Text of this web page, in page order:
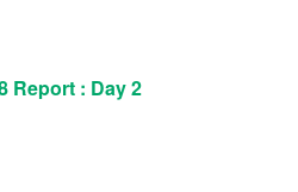
Report : Day 2